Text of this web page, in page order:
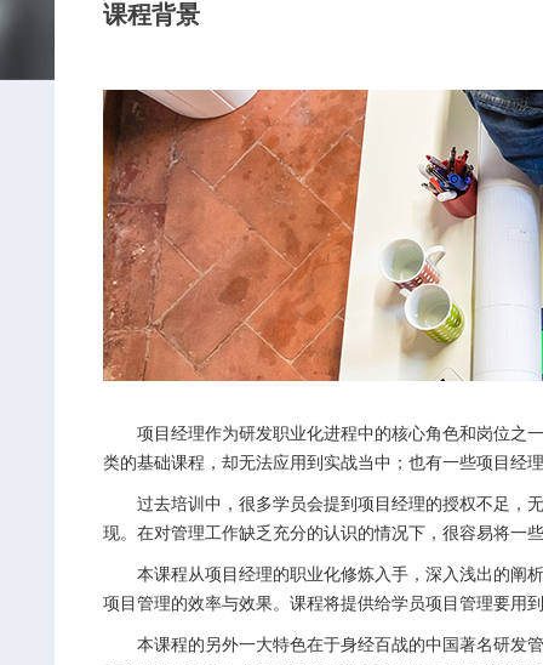
课程背景
项目经理作为研发职业化进程中的核心角色和岗位之一
类的基础课程，却无法应用到实战当中；也有一些项目经
过去培训中，很多学员会提到项目经理的授权不足，无
现。在对管理工作缺乏充分的认识的情况下，很容易将一
本课程从项目经理的职业化修炼入手，深入浅出的阐析
项目管理的效率与效果。课程将提供给学员项目管理要用
本课程的另外一大特色在于身经百战的中国著名研发